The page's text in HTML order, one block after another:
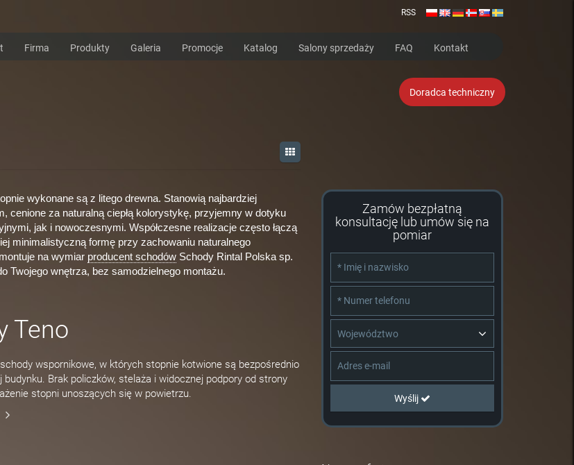
RSS
Firma Produkty Galeria Promocje Katalog Salony sprzedaży FAQ Kontakt
Doradca techniczny
wykonane są z litego drewna. Stanowią najbardziej
za naturalną ciepłą kolorystykę, przyjemny w dotyku
jak i nowoczesnymi. Współczesne realizacje często łączą
minimalistyczną formę przy zachowaniu naturalnego
na wymiar producent schodów Schody Rintal Polska sp.
Twojego wnętrza, bez samodzielnego montażu.
Teno
wspornikowe, w których stopnie kotwione są bezpośrednio
budynku. Brak policzków, stelaża i widocznej podpory od strony
stopni unoszących się w powietrzu.
Zamów bezpłatną
konsultację lub umów się na
pomiar
Województwo
Wyślij